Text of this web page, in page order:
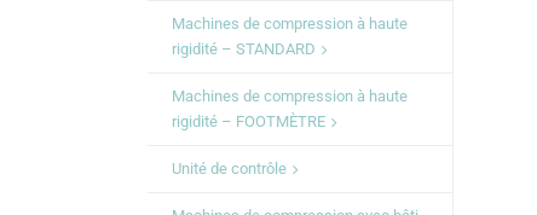
Machines de compression à haute
rigidité – STANDARD
Machines de compression à haute
rigidité – FOOTMÈTRE
Unité de contrôle